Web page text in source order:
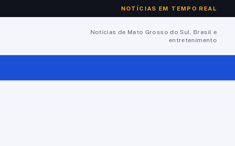
NOTÍCIAS EM TEMPO REAL
Notícias de Mato Grosso do Sul, Brasil e
entretenimento